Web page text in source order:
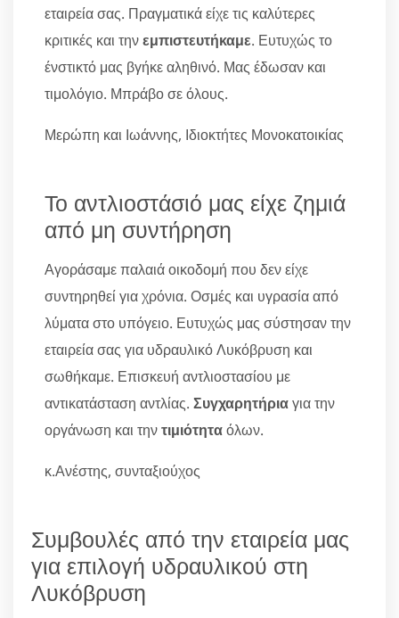
εταιρεία σας. Πραγματικά είχε τις καλύτερες
κριτικές και τηνεμπιστευτήκαμε. Ευτυχώς το
ένστικτό μας βγήκε αληθινό. Μας έδωσαν και
τιμολόγιο. Μπράβο σε όλους.
Μερώπη και Ιωάννης, Ιδιοκτήτες Μονοκατοικίας
Το αντλιοστάσιό μας είχε ζημιά
από μη συντήρηση
Αγοράσαμε παλαιά οικοδομή που δεν είχε
συντηρηθεί για χρόνια. Οσμές και υγρασία από
λύματα στο υπόγειο. Ευτυχώς μας σύστησαν την
εταιρεία σας για υδραυλικό Λυκόβρυση και
σωθήκαμε. Επισκευή αντλιοστασίου με
αντικατάσταση αντλίας. Συγχαρητήριαγια την
οργάνωση και τηντιμιότηταόλων.
κ.Ανέστης, συνταξιούχος
Συμβουλές από την εταιρεία μας
για επιλογή υδραυλικού στη
Λυκόβρυση